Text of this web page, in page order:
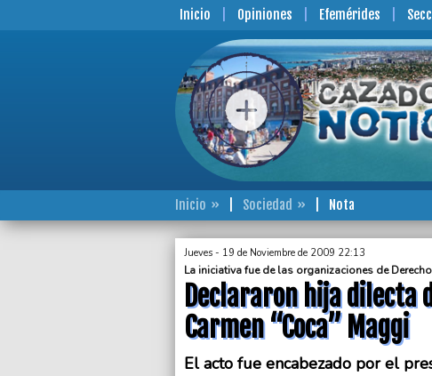
Inicio Opiniones Efemérides
Inicio Sociedad Nota
Jueves - 19 de Noviembre de 2009 22:13
La iniciativa fue de las organizaciones de
Declararon hija dilecta
Carmen “Coca” Maggi
El acto fue encabezado por el